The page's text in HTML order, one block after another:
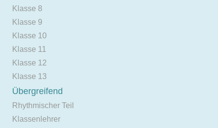
Klasse 8
Klasse 9
Klasse 10
Klasse 11
Klasse 12
Klasse 13
Übergreifend
Rhythmischer Teil
Klassenlehrer